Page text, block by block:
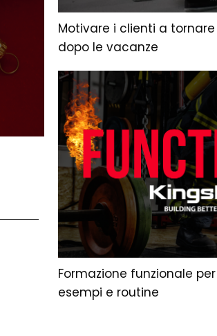
Motivare i clienti a
dopo le vacanze
Formazione funzionale
esempi e routine